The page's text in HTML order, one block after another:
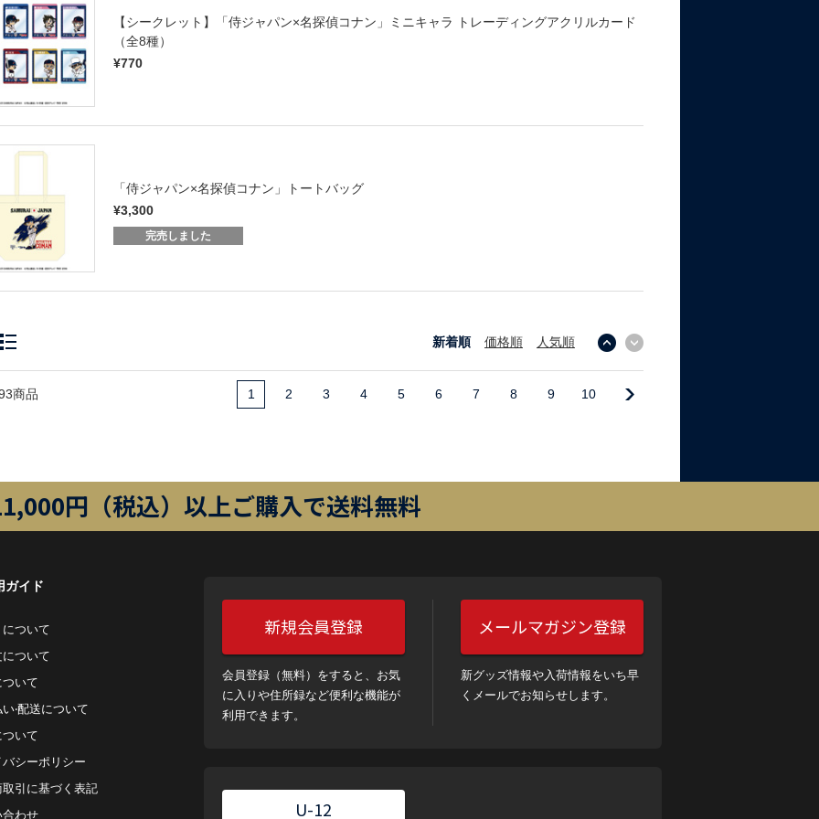
【シークレット】「侍ジャパン×名探偵コナン」ミニキャラ トレーディングアクリルカード
（全8種）
¥770
「侍ジャパン×名探偵コナン」トートバッグ
¥3,300
完売しました
新着順 価格順 人気順
商品 1 2 3 4 5 6 7 8 9 10
円（税込）以上ご購入で送料無料
ガイド
ついて
ついて
いて
‧配送について
いて
シーポリシー
取引に基づく表記
合わせ
新規会員登録
会員登録（無料）をすると、お気
に入りや住所録など便利な機能が
利用できます。
メールマガジン登録
新グッズ情報や入荷情報をいち早
くメールでお知らせします。
U-12